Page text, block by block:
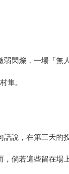
閃爍，一場「無
隼。
說，在第三天的
倘若這些留在場